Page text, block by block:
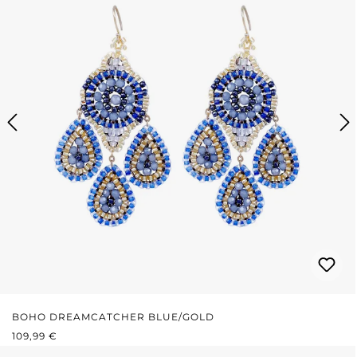
BOHO DREAMCATCHER BLUE/GOLD
REGULÄRER PREIS:
109,99 €